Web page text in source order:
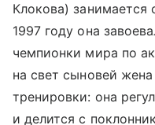
Клокова)
1997 году она
чемпионки мира по
на свет сыновей
тренировки: она
и делится с